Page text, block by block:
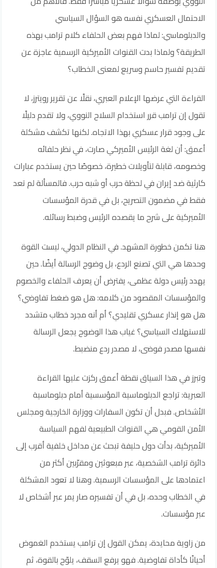
الاحتمال العسكري نفسه هو السؤال السياسي
والدبلوماسي: لماذا فهم بعض الحلفاء كلام ترامب بهذه
الطريقة؟ ولماذا بدت القنوات الأميركية الرسمية عاجزة عن
تقديم تفسير حاسم وسريع لمعنى الخطاب؟
القراءة التي عرضها الإعلام العبري، نقلًا عن تقرير رويترز، لا
تقول إن ترامب قرر استخدام السلاح النووي، ولا تقدم دليلًا
على وجود قرار عسكري بهذا الاتجاه. لكنها تكشف مشكلة
أعمق: أن لغة الرئيس الأميركي صارت، في نظر حلفائه
وخصومه، قابلة لتأويلات خطيرة، خصوصًا حين يستخدم عبارات
كارثية ضد إيران في لحظة حرب أو شبه حرب. فالمسألة لم تعد
فقط في مضمون التصريح، بل في قدرة المؤسسات
الأميركية على شرح ما يقصده الرئيس وضبط رسائله.
هنا تكمن خطورة المشهد. في النظام الدولي، ليست القوة
وحدها هي التي تصنع الردع، بل وضوح الرسالة أيضًا. حين
يهدد رئيس دولة عظمى، يفترض أن يعرف الحلفاء والخصوم
والمؤسسات المقصود من كلامه: هل هو ضغط تفاوضي؟
هل هو إنذار عسكري تقليدي؟ أم أنه مجرد خطاب متشدد
للاستهلاك السياسي؟ غياب هذا الوضوح يجعل الرسالة
نفسها مصدر فوضى، لا مصدر ردع منضبط.
وتبرز في هذا السياق نقطة أعمق ركزت عليها القراءة
العبرية: تراجع الدبلوماسية المؤسسية أمام دبلوماسية
الأشخاص. فبدل أن تكون السفارات ووزارة الخارجية ومجلس
الأمن القومي هي القنوات الطبيعية لفهم السياسة
الأميركية، بدأت دول حليفة تبحث عن مداخل خلفية أقرب إلى
دائرة ترامب الشخصية، عبر مبعوثين ومقرّبين أكثر من
اعتمادها على المؤسسات الرسمية. وهنا لا تعود المشكلة
في الخطاب وحده، بل في أن تفسيره صار يمر عبر أشخاص لا
عبر مؤسسات.
من زاوية محايدة، يمكن القول إن ترامب يستخدم الغموض
أحيانًا كأداة تفاوضية. فهو يرفع السقف، يلوّح بالقوة، ثم